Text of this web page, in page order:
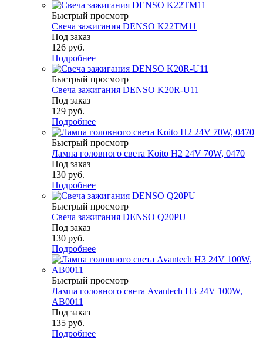
Быстрый просмотр
Свеча зажигания DENSO K22TM11
Под заказ
126 руб.
Подробнее
Быстрый просмотр
Свеча зажигания DENSO K20R-U11
Под заказ
129 руб.
Подробнее
Быстрый просмотр
Лампа головного света Koito H2 24V 70W, 0470
Под заказ
130 руб.
Подробнее
Быстрый просмотр
Свеча зажигания DENSO Q20PU
Под заказ
130 руб.
Подробнее
Быстрый просмотр
Лампа головного света Avantech H3 24V 100W,
AB0011
Под заказ
135 руб.
Подробнее